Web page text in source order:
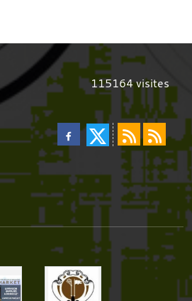
115164visites